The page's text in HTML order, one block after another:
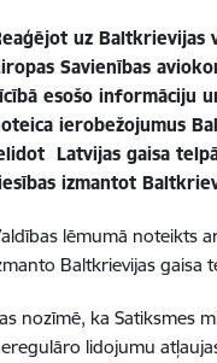
uz Baltkrievijas
Savienības
esošo informāciju
ierobežojumus
Latvijas gaisa
izmantot
lēmumā noteikts
Baltkrievijas gaisa
nozīmē, ka Satiksmes
lidojumu